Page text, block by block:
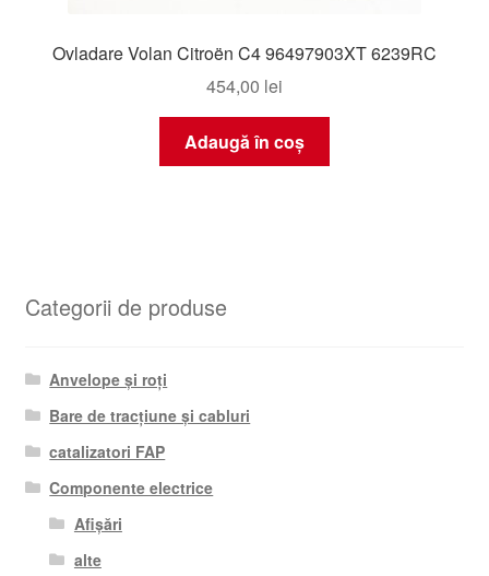
Ovladare Volan Citroën C4 96497903XT 6239RC
454,00 lei
Adaugă în coș
Categorii de produse
Anvelope și roți
Bare de tracțiune și cabluri
catalizatori FAP
Componente electrice
Afișări
alte